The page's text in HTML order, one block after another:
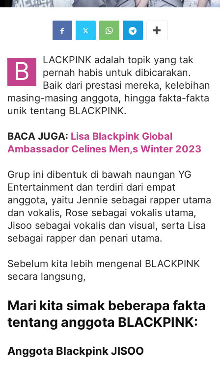
B
LACKPINK adalah topik yang tak
pernah habis untuk dibicarakan.
Baik dari prestasi mereka, kelebihan
masing-masing anggota, hingga fakta-fakta
unik tentang BLACKPINK.
BACA JUGA: Lisa Blackpink Global
Ambassador Celines Men,s Winter 2023
Grup ini dibentuk di bawah naungan YG
Entertainment dan terdiri dari empat
anggota, yaitu Jennie sebagai rapper utama
dan vokalis, Rose sebagai vokalis utama,
Jisoo sebagai vokalis dan visual, serta Lisa
sebagai rapper dan penari utama.
Sebelum kita lebih mengenal BLACKPINK
secara langsung,
Mari kita simak beberapa fakta
tentang anggota BLACKPINK:
Anggota Blackpink JISOO